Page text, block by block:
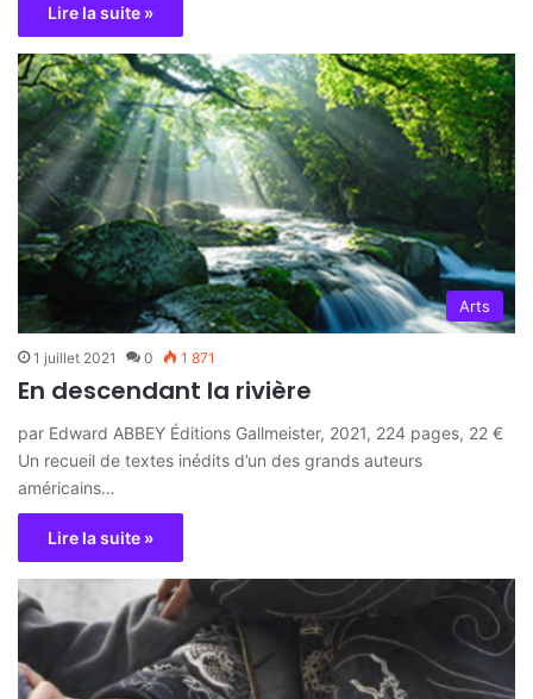
Lire la suite »
Arts
1 juillet 2021 0 1 871
En descendant la rivière
par Edward ABBEY Éditions Gallmeister, 2021, 224 pages, 22 €
Un recueil de textes inédits d’un des grands auteurs
américains…
Lire la suite »